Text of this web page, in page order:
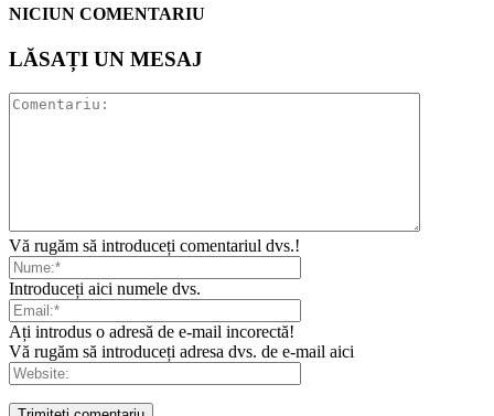
NICIUN COMENTARIU
LĂSAȚI UN MESAJ
Vă rugăm să introduceți comentariul dvs.!
Introduceți aici numele dvs.
Ați introdus o adresă de e-mail incorectă!
Vă rugăm să introduceți adresa dvs. de e-mail aici